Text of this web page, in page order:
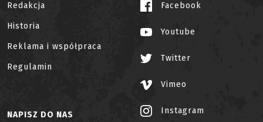
Redakcja
Historia
Reklama i współpraca
Regulamin
Facebook
Youtube
Twitter
Vimeo
Instagram
NAPISZ DO NAS